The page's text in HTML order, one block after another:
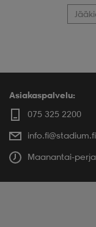
Asiakaspalvelu:
075 325 2200
info.fi@stadium.fi
Maanantai-